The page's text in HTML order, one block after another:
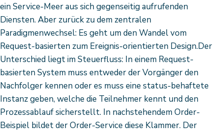
ein Service-Meer aus sich gegenseitig aufrufenden
Diensten. Aber zurück zu dem zentralen
Paradigmenwechsel: Es geht um den Wandel vom
Request-basierten zum Ereignis-orientierten Design.Der
Unterschied liegt im Steuerfluss: In einem Request-
basierten System muss entweder der Vorgänger den
Nachfolger kennen oder es muss eine status-behaftete
Instanz geben, welche die Teilnehmer kennt und den
Prozessablauf sicherstellt. In nachstehendem Order-
Beispiel bildet der Order-Service diese Klammer. Der